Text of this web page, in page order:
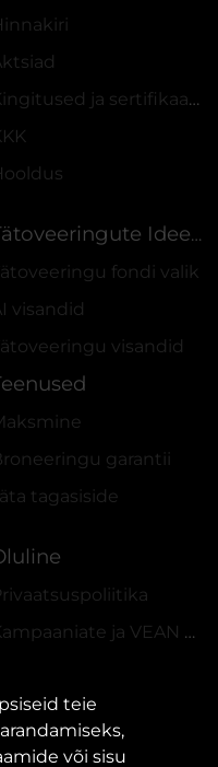
Kingitused ja sertifikaadid
Tätoveeringute Ideed
fondi valik
visandid
visandid
garantii
tagasiside
Kampaaniate ja VEAN COINS eeskiri
teie
või sisu